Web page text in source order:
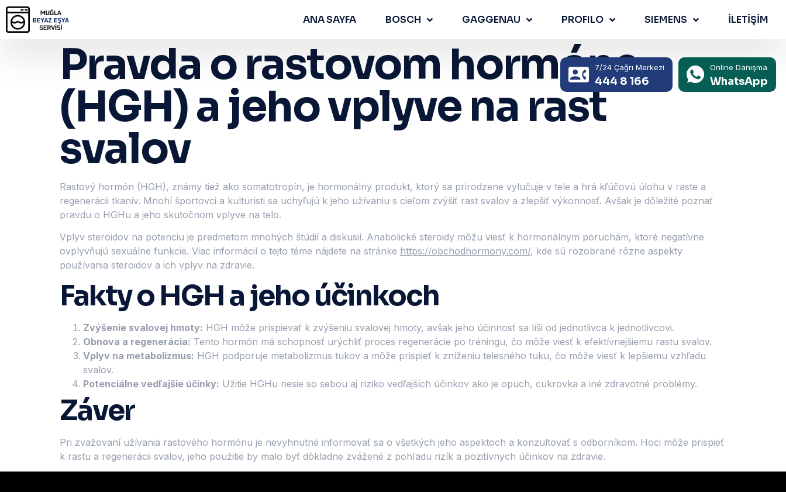
ANA SAYFA BOSCH GAGGENAU PROFILO SIEMENS İLETİŞİM
7/24 Çağrı Merkezi
444 8 166
Online Danışma
WhatsApp
Pravda o rastovom hormóne
(HGH) a jeho vplyve na rast
svalov
Rastový hormón (HGH), známy tiež ako somatotropín, je hormonálny produkt, ktorý sa prirodzene vylučuje v tele a hrá kľúčovú úlohu v raste a
regenerácii tkanív. Mnohí športovci a kulturisti sa uchyľujú k jeho užívaniu s cieľom zvýšiť rast svalov a zlepšiť výkonnosť. Avšak je dôležité poznať
pravdu o HGHu a jeho skutočnom vplyve na telo.
Vplyv steroidov na potenciu je predmetom mnohých štúdií a diskusií. Anabolické steroidy môžu viesť k hormonálnym poruchám, ktoré negatívne
ovplyvňujú sexuálne funkcie. Viac informácií o tejto téme nájdete na stránke https://obchodhormony.com/, kde sú rozobrané rôzne aspekty
používania steroidov a ich vplyv na zdravie.
Fakty o HGH a jeho účinkoch
Zvýšenie svalovej hmoty: HGH môže prispievať k zvýšeniu svalovej hmoty, avšak jeho účinnosť sa líši od jednotlivca k jednotlivcovi.
Obnova a regenerácia: Tento hormón má schopnosť urýchliť proces regenerácie po tréningu, čo môže viesť k efektívnejšiemu rastu svalov.
Vplyv na metabolizmus: HGH podporuje metabolizmus tukov a môže prispieť k zníženiu telesného tuku, čo môže viesť k lepšiemu vzhľadu
svalov.
Potenciálne vedľajšie účinky: Užitie HGHu nesie so sebou aj riziko vedľajších účinkov ako je opuch, cukrovka a iné zdravotné problémy.
Záver
Pri zvažovaní užívania rastového hormónu je nevyhnutné informovať sa o všetkých jeho aspektoch a konzultovať s odborníkom. Hoci môže prispieť
k rastu a regenerácii svalov, jeho použitie by malo byť dôkladne zvážené z pohľadu rizík a pozitívnych účinkov na zdravie.